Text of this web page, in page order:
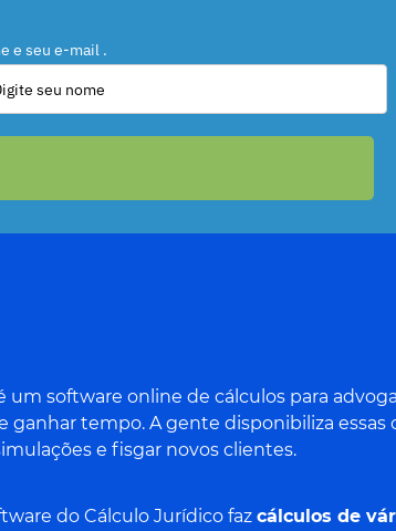
e seu e-mail .
um software online de cálculos para
ganhar tempo. A gente disponibiliza essas
e fisgar novos clientes.
do Cálculo Jurídico faz cálculos de